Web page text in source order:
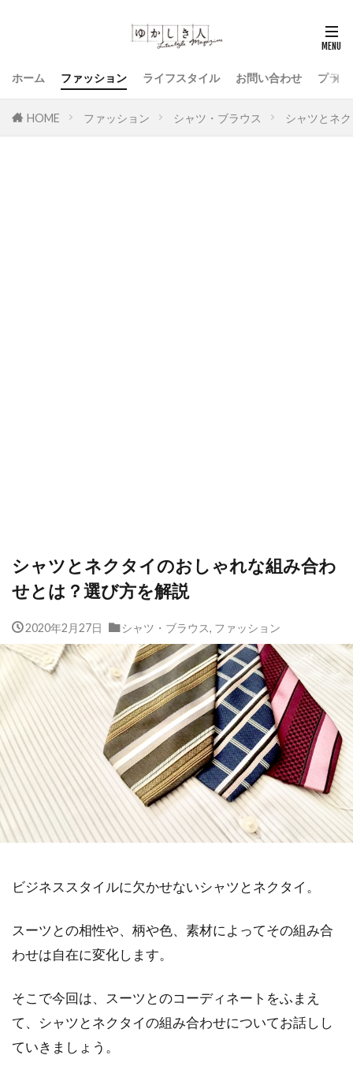
ホーム ファッション ライフスタイル お問い合わせ プラ
HOME ファッション シャツ・ブラウス シャツとネ
シャツとネクタイのおしゃれな組み合わ
せとは？選び方を解説
2020年2月27日 シャツ・ブラウス, ファッション
ビジネススタイルに欠かせないシャツとネクタイ。
スーツとの相性や、柄や色、素材によってその組み合
わせは自在に変化します。
そこで今回は、スーツとのコーディネートをふまえ
て、シャツとネクタイの組み合わせについてお話しし
ていきましょう。